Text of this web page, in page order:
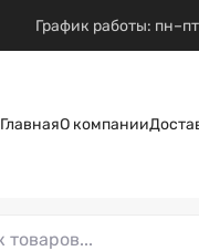
График работы:
ГлавнаяО компании